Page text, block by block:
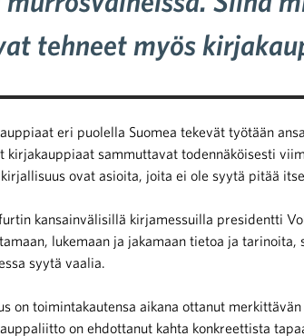
tehneet myös
eri puolella Suomea tekevät työtään
kirjakauppiaat sammuttavat todennäköisesti
ovat asioita, joita ei ole syytä pitää
kansainvälisillä kirjamessuilla presidentti
lukemaan ja jakamaan tietoa ja
syytä vaalia.
on toimintakautensa aikana ottanut
on ehdottanut kahta konkreettista